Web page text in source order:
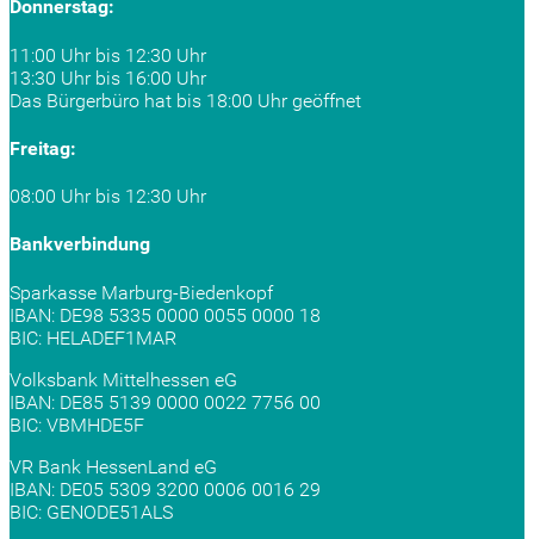
Donnerstag:
11:00 Uhr bis 12:30 Uhr
13:30 Uhr bis 16:00 Uhr
Das Bürgerbüro hat bis 18:00 Uhr geöffnet
Freitag:
08:00 Uhr bis 12:30 Uhr
Bankverbindung
Sparkasse Marburg-Biedenkopf
IBAN: DE98 5335 0000 0055 0000 18
BIC: HELADEF1MAR
Volksbank Mittelhessen eG
IBAN: DE85 5139 0000 0022 7756 00
BIC: VBMHDE5F
VR Bank HessenLand eG
IBAN: DE05 5309 3200 0006 0016 29
BIC: GENODE51ALS